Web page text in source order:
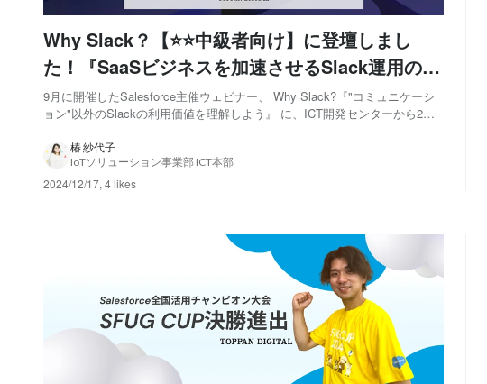
Why Slack？【⭐️⭐️中級者向け】に登壇しまし
た！『SaaSビジネスを加速させるSlack運用の裏
側』大公開！
9月に開催したSalesforce主催ウェビナー、 Why Slack?『"コミュニケーシ
ョン"以外のSlackの利用価値を理解しよう』 に、ICT開発センターから2名
なく、実際のチャンネル名や画面も公開しながらご紹介させていただこうと
思います！...
椿 紗代子
IoTソリューション事業部 ICT本部
2024/12/17, 4 likes